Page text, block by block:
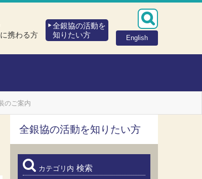
English
携わる方
全銀協の活動を
知りたい方
のご案内
全銀協の活動を知りたい方
カテゴリ内 検索